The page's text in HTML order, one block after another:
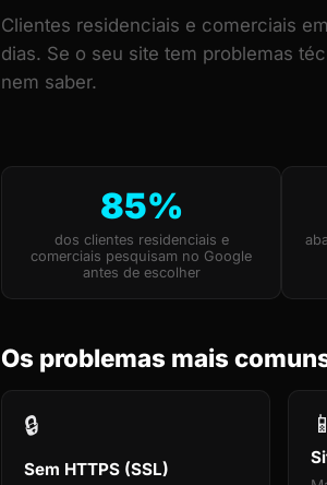
Clientes residenciais e comerciais
dias. Se o seu site tem problemas
nem saber.
85%
dos clientes residenciais e
comerciais pesquisam no Google
antes de escolher
Os problemas mais
🔒
Sem HTTPS (SSL)
📱